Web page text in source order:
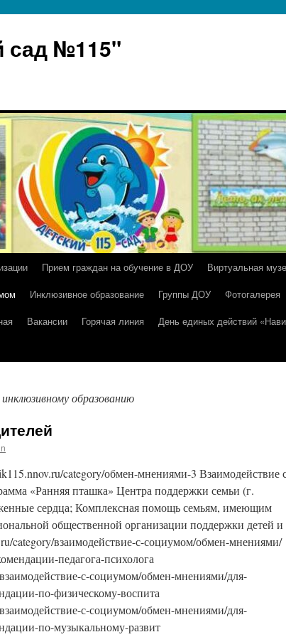
сад №115"
Прием граждан на обучение в ДОУ
Виртуальная
Инклюзивное образование Группы ДОУ Фотогалерея
Вакансии Горячая линия День единых действий
образованию
category/обмен-мнениями-3 Взаимодействие
«Ранняя пташка» Центра поддержки семьи (г.
сердца; Комплексная помощь семьям, имеющим
общественной организации поддержки детей и
category/взаимодействие-с-социумом/обмен-мнениями/
педагога-психолога
с-социумом/обмен-мнениями/для-
по-физическому-воспита
с-социумом/обмен-мнениями/для-
по-музыкальному-развит